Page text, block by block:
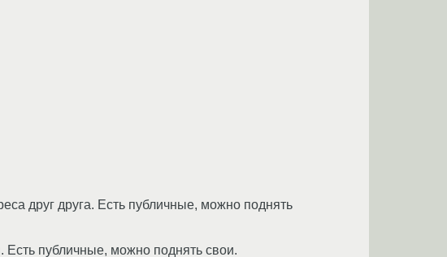
друг друга. Есть публичные, можно поднять
Есть публичные, можно поднять свои.